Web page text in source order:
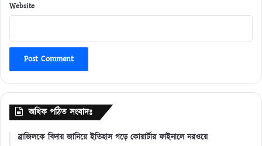
Website
অধিক পঠিত সংবাদঃ
ব্রাজিলকে বিদায় জানিয়ে ইতিহাস গড়ে কোয়ার্টার ফাইনালে নরওয়ে